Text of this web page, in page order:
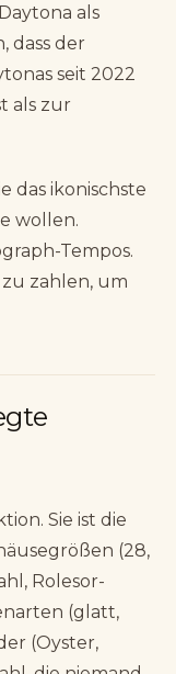
als
dass der
seit 2022
als zur
das ikonischste
wollen.
Tempos.
zahlen, um
Sie ist die
(28,
Rolesor-
(glatt,
(Oyster,